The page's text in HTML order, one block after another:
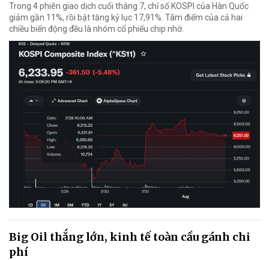
Trong 4 phiên giao dịch cuối tháng 7, chỉ số KOSPI của Hàn Quốc
giảm gần 11%, rồi bật tăng kỷ lục 17,91%. Tâm điểm của cả hai
chiều biến động đều là nhóm cổ phiếu chip nhớ.
Big Oil thắng lớn, kinh tế toàn cầu gánh chi
phí